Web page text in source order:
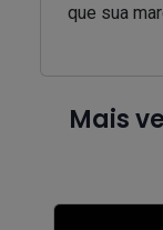
que sua
Mais